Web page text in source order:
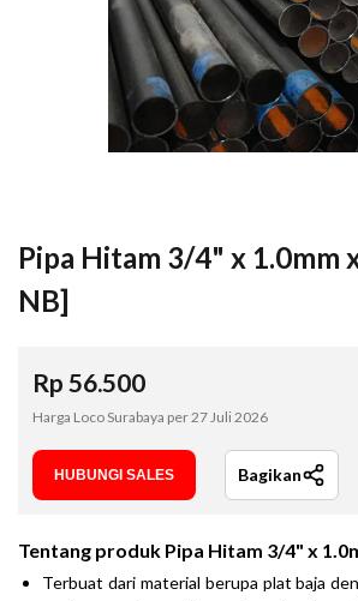
Pipa Hitam 3/4" x 1.0mm
NB]
Rp 56.500
Harga Loco Surabaya per27 Juli 2026
HUBUNGI SALES Bagikan
Tentang produk Pipa Hitam 3/4" x
Terbuat dari material berupa plat baja